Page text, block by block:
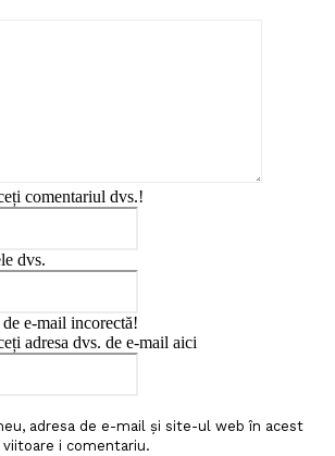
comentariul dvs.!
dvs.
e-mail incorectă!
adresa dvs. de e-mail aici
adresa de e-mail și site-ul web în acest
i comentariu.